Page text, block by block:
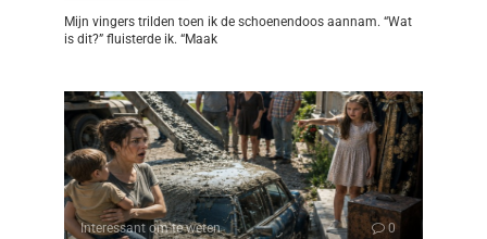
Mijn vingers trilden toen ik de schoenendoos aannam. “Wat
is dit?” fluisterde ik. “Maak
Interessant om te weten 0